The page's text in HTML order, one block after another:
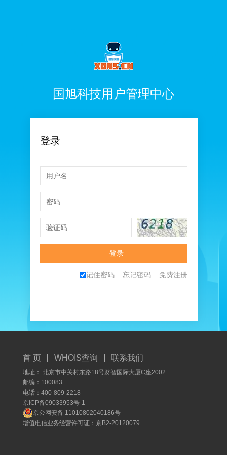
国旭科技用户管理中心
登录
记住密码 忘记密码 免费注册
首 页 WHOIS查询 联系我们
地址： 北京市中关村东路18号财智国际大厦C座2002
邮编：100083
电话：400-809-2218
京ICP备09033953号-1
京公网安备 11010802040186号
增值电信业务经营许可证：京B2-20120079